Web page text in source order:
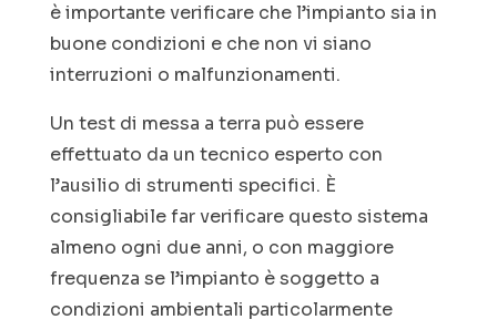
è importante verificare che l’impianto sia in
buone condizioni e che non vi siano
interruzioni o malfunzionamenti.
Un test di messa a terra può essere
effettuato da un tecnico esperto con
l’ausilio di strumenti specifici. È
consigliabile far verificare questo sistema
almeno ogni due anni, o con maggiore
frequenza se l’impianto è soggetto a
condizioni ambientali particolarmente